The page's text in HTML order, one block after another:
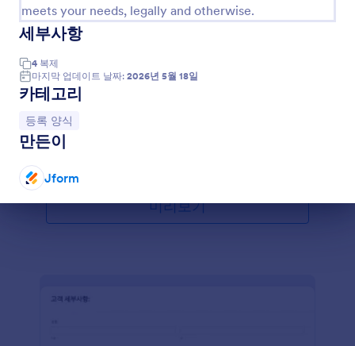
meets your needs, legally and otherwise.
세부사항
4 복제
마지막 업데이트 날짜: 2026년 5월 18일
카테고리
카테고리로 이동:
등록 양식
만든이
Jform
성가대 가입 양식
의 개인 정보 및 음역대가 포함된 연락처 정보를 물어
보는 이 간단한 등록 폼을 사용할 수 있습니다. 이것은
신청자들을 음색으로 분류하며 연습 상황을 잘 관리하
게 합니다. 이 폼으로 다양한 Jform 도구 및 연동들을
통해 템플릿을 맞춤 설정하거나 로고를 추가하고 시각
적이자 유익한 내용을 포함하며 문서들을 수집하고
에 폼을 임베드 하거나 독립적인 폼으로 사용할 수 있
Go to Category:
등록 양식
미리보기